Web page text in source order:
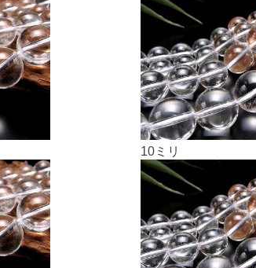
10ミリ